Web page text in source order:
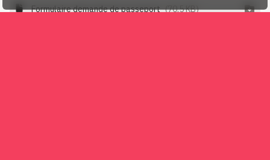
Formulaire demande de passeport (70,5 KB)